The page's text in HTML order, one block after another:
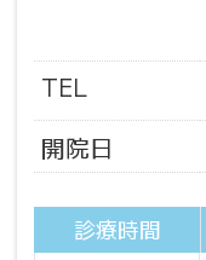
TEL
開院日
診療時間